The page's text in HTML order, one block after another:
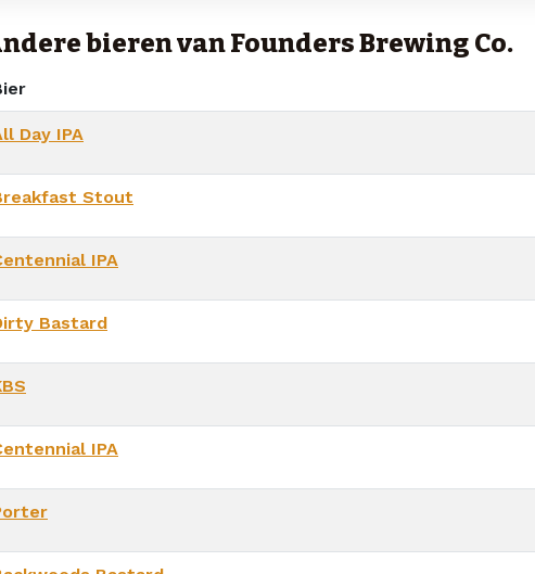
bieren van Founders Brewing Co.
Day IPA
Stout
IPA
Bastard
IPA